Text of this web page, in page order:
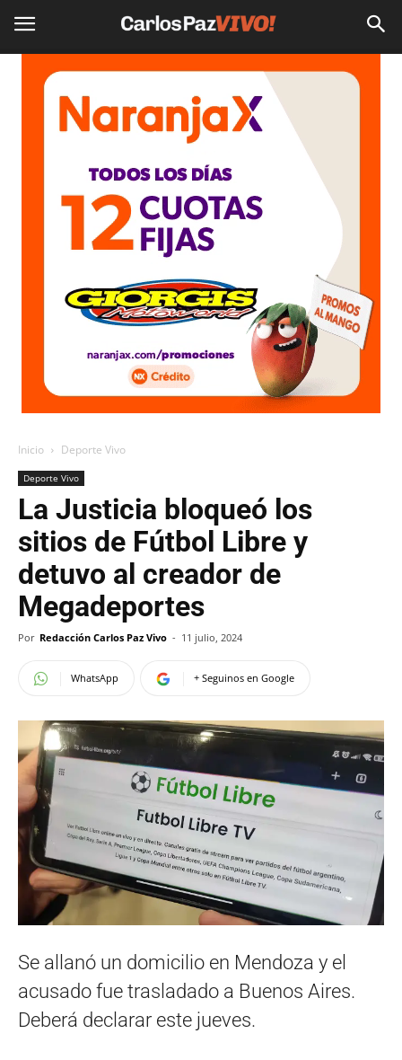
Inicio Deporte Vivo
Deporte Vivo
La Justicia bloqueó los
sitios de Fútbol Libre y
detuvo al creador de
Megadeportes
Por Redacción Carlos Paz Vivo - 11 julio, 2024
WhatsApp + Seguinos en Google
Se allanó un domicilio en Mendoza y el
acusado fue trasladado a Buenos Aires.
Deberá declarar este jueves.